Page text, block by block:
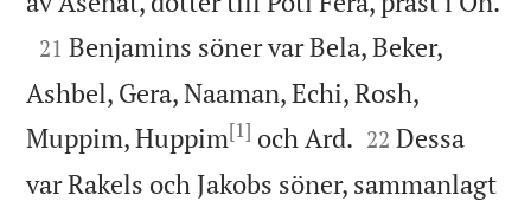

21 Benjamins söner var Bela, Beker,
Ashbel, Gera, Naaman, Echi, Rosh,
Muppim, Huppim[1] och Ard. 

22 Dessa
var Rakels och Jakobs söner, sammanlagt